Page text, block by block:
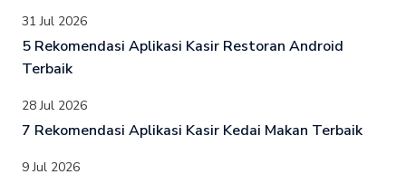
31 Jul 2026
5 Rekomendasi Aplikasi Kasir Restoran Android
Terbaik
28 Jul 2026
7 Rekomendasi Aplikasi Kasir Kedai Makan Terbaik
9 Jul 2026